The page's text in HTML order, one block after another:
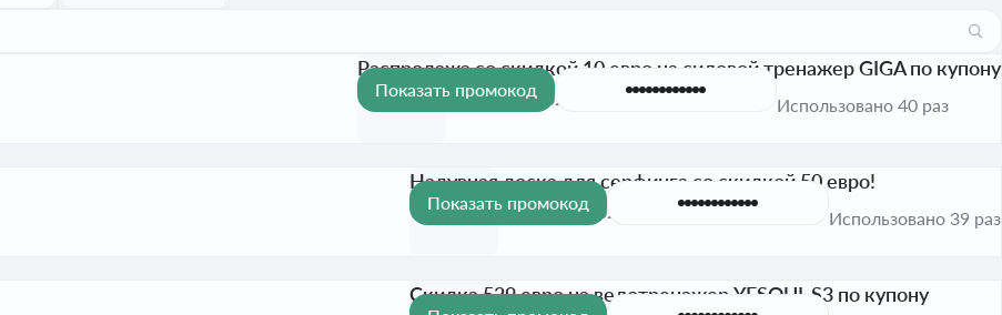
10 ₽
Распродажа со скидкой 10 евро на силовой тренажер GIGA по купону
Активен до 31 дек. 2026 Проверено
Показать промокод
Использовано 40 раз
50 ₽
Надувная доска для серфинга со скидкой 50 евро!
Активен до 31 дек. 2026 Проверено
Показать промокод
Использовано 39 раз
Скидка 529 евро на велотренажер YESOUL S3 по купону